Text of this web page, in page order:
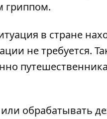
гриппом.
в стране
не требуется.
обрабатывать